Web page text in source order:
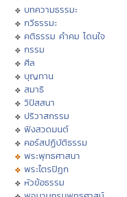
บทความธรรมะ
กวีธรรมะ
คติธรรม คำคม โดนใจ
กรรม
ศีล
บุญทาน
สมาธิ
วิปัสสนา
ปริวาสกรรม
ฟังสวดมนต์
คอร์สปฏิบัติธรรม
พระพุทธศาสนา
พระไตรปิฏก
หัวข้อธรรม